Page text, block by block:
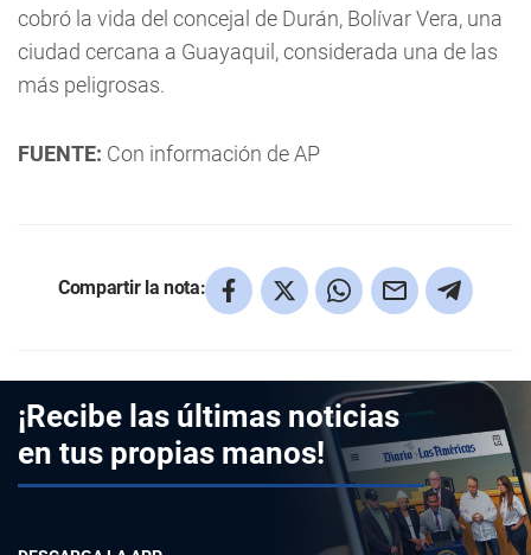
cobró la vida del concejal de Durán, Bolívar Vera, una
ciudad cercana a Guayaquil, considerada una de las
más peligrosas.
FUENTE: Con información de AP
Compartir la nota:
¡Recibe las últimas noticias
en tus propias manos!